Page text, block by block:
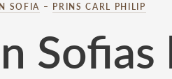
SOFIA – PRINS CARL PHILIP